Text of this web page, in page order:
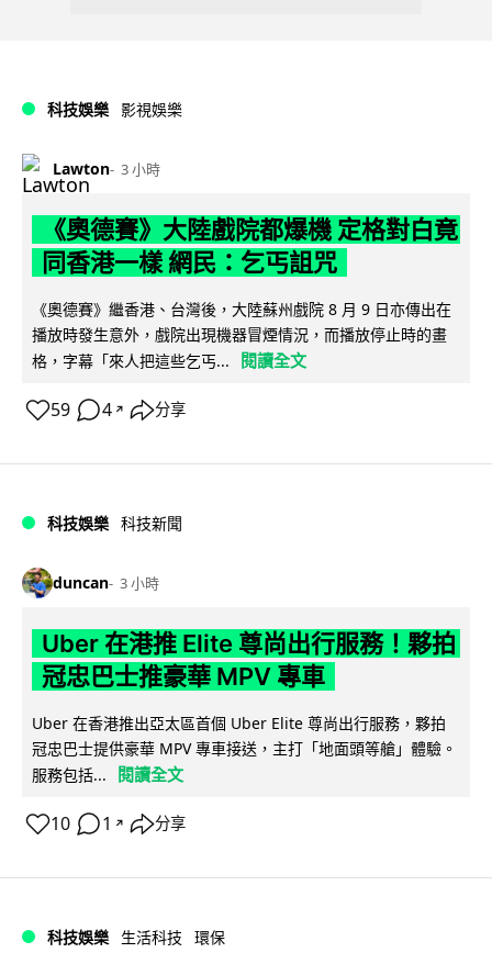
科技娛樂 影視娛樂
Lawton 3 小時
《奧德賽》大陸戲院都爆機 定格對白竟
同香港一樣 網民：乞丐詛咒
《奧德賽》繼香港、台灣後，大陸蘇州戲院 8 月 9 日亦傳出在
播放時發生意外，戲院出現機器冒煙情況，而播放停止時的畫
格，字幕「來人把這些乞丐...
閱讀全文
59 4 ↗ 分享
科技娛樂 科技新聞
duncan 3 小時
Uber 在港推 Elite 尊尚出行服務！夥拍
冠忠巴士推豪華 MPV 專車
Uber 在香港推出亞太區首個 Uber Elite 尊尚出行服務，夥拍
冠忠巴士提供豪華 MPV 專車接送，主打「地面頭等艙」體驗。
服務包括...
閱讀全文
10 1 ↗ 分享
科技娛樂 生活科技 環保